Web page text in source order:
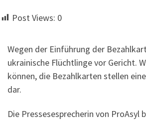
Post Views: 0
Wegen der Einführung der
ukrainische Flüchtlinge vor Gericht.
können, die Bezahlkarten stellen
dar.
Die Pressesesprecherin von ProAsyl